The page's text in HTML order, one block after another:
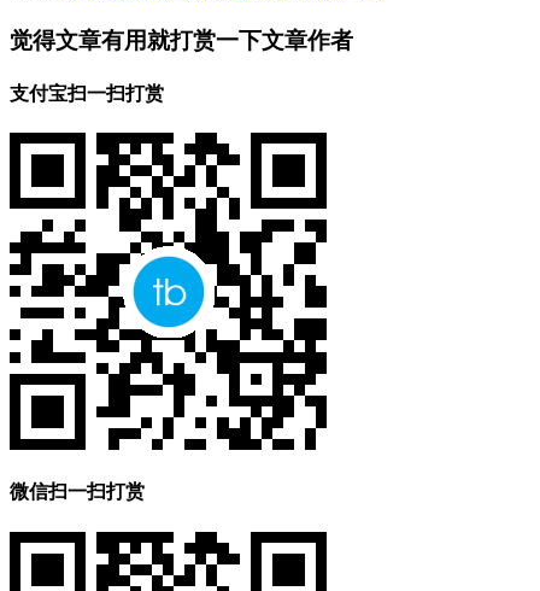
觉得文章有用就打赏一下文章作者
支付宝扫一扫打赏
微信扫一扫打赏